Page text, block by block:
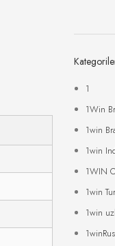
1
1Win
1win
1win
1WIN
1win
1win